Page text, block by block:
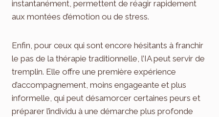
instantanément, permettent de réagir rapidement
aux montées d’émotion ou de stress.
Enfin, pour ceux qui sont encore hésitants à franchir
le pas de la thérapie traditionnelle, l’IA peut servir de
tremplin. Elle offre une première expérience
d’accompagnement, moins engageante et plus
informelle, qui peut désamorcer certaines peurs et
préparer l’individu à une démarche plus profonde